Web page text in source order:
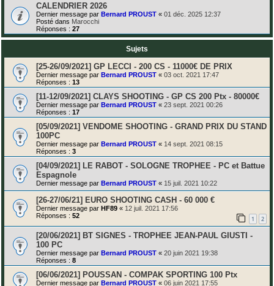
CALENDRIER 2026
Dernier message par Bernard PROUST « 01 déc. 2025 12:37
Posté dans Marocchi
Réponses : 27
Sujets
[25-26/09/2021] GP LECCI - 200 CS - 11000€ DE PRIX
Dernier message par Bernard PROUST « 03 oct. 2021 17:47
Réponses : 13
[11-12/09/2021] CLAYS SHOOTING - GP CS 200 Ptx - 80000€
Dernier message par Bernard PROUST « 23 sept. 2021 00:26
Réponses : 17
[05/09/2021] VENDOME SHOOTING - GRAND PRIX DU STAND
100PC
Dernier message par Bernard PROUST « 14 sept. 2021 08:15
Réponses : 3
[04/09/2021] LE RABOT - SOLOGNE TROPHEE - PC et Battue
Espagnole
Dernier message par Bernard PROUST « 15 juil. 2021 10:22
[26-27/06/21] EURO SHOOTING CASH - 60 000 €
Dernier message par HF89 « 12 juil. 2021 17:56
Réponses : 52 1 2
[20/06/2021] BT SIGNES - TROPHEE JEAN-PAUL GIUSTI -
100 PC
Dernier message par Bernard PROUST « 20 juin 2021 19:38
Réponses : 8
[06/06/2021] POUSSAN - COMPAK SPORTING 100 Ptx
Dernier message par Bernard PROUST « 06 juin 2021 17:55